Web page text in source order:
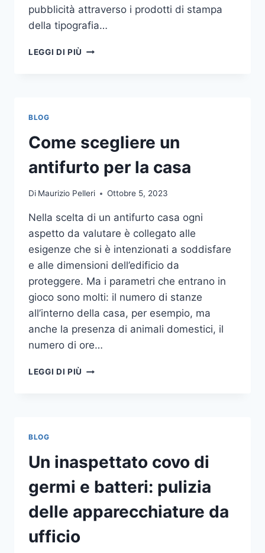
pubblicità attraverso i prodotti di stampa
della tipografia…
LEGGI DI PIÙ VUOI
A
UNA
TIPOGRAFIA
ECCO
SCEGLIERE
BLOG
Come scegliere un
antifurto per la casa
Di Maurizio Pelleri Ottobre 5, 2023
Nella scelta di un antifurto casa ogni
aspetto da valutare è collegato alle
esigenze che si è intenzionati a soddisfare
e alle dimensioni dell’edificio da
proteggere. Ma i parametri che entrano in
gioco sono molti: il numero di stanze
all’interno della casa, per esempio, ma
anche la presenza di animali domestici, il
numero di ore…
LEGGI DI PIÙ COME
BLOG
Un inaspettato covo di
germi e batteri: pulizia
delle apparecchiature da
ufficio